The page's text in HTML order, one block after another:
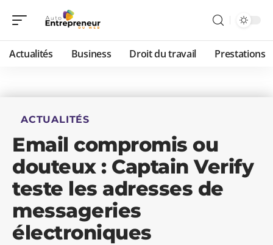
Actualités Business Droit du travail Prestations
ACTUALITÉS
Email compromis ou
douteux : Captain Verify
teste les adresses de
messageries
électroniques